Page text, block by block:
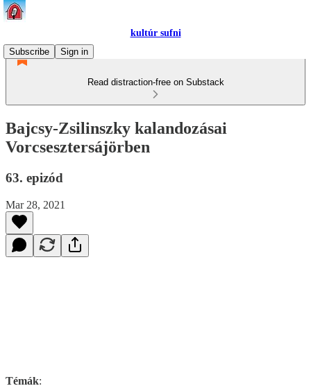
kultúr sufni
Subscribe
Sign in
Read distraction-free on Substack
Bajcsy-Zsilinszky kalandozásai
Vorcsesztersájörben
63. epizód
Mar 28, 2021
Témák: